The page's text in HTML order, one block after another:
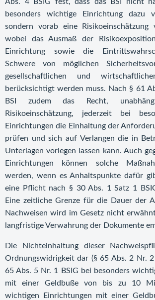
besonders wichtige Einrichtung dazu
sondern vorab eine Risikoeinschätzung
wobei das Ausmaß der
Einrichtung sowie die
Schwere von möglichen
gesellschaftlichen und
berücksichtigt werden muss. Nach § 61
BSI zudem das Recht,
Risikoeinschätzung, jederzeit bei
Einrichtungen die Einhaltung der
prüfen und sich auf Verlangen die in
Unterlagen vorlegen lassen kann. Auch
Einrichtungen können solche
werden, wenn es Anhaltspunkte dafür
eine Pflicht nach § 30 Abs. 1 Satz 1
Eine zeitliche Grenze für die Dauer der
Nachweisen wird im Gesetz nicht
langfristige Verwahrung der Dokumente
Die Nichteinhaltung dieser
Ordnungswidrigkeit dar (§ 65 Abs. 2 Nr. 2
65 Abs. 5 Nr. 1 BSIG bei besonders
mit einer Geldbuße von bis zu 10
wichtigen Einrichtungen mit einer